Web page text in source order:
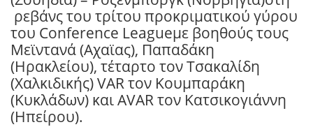
ρεβάνς του τρίτου προκριματικού γύρου
του Conference Leagueμε βοηθούς τους
Μεϊντανά (Αχαϊας), Παπαδάκη
(Ηρακλείου), τέταρτο τον Τσακαλίδη
(Χαλκιδικής) VAR τον Κουμπαράκη
(Κυκλάδων) και AVAR τον Κατσικογιάννη
(Ηπείρου).